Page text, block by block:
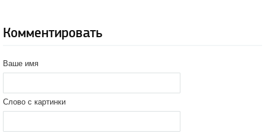
Комментировать
Ваше имя
Слово с картинки